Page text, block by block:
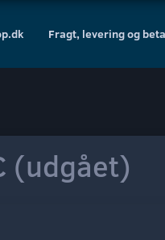
Fragt, levering og
(udgået)